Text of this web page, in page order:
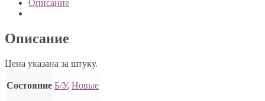
Описание
Описание
Цена указана за штуку.
Состояние Б/У, Новые